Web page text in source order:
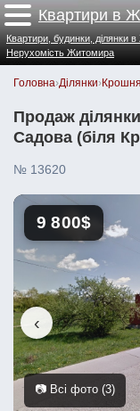
Квартири в
Квартири, будинки, ділянки
Нерухомість Житомира
Головна›Ділянки›Крошня
Продаж
Садова (біля
№ 13620
‹
9 800$
📷 Всі фото (3)